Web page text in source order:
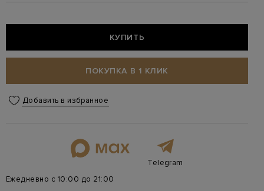
КУПИТЬ
ПОКУПКА В 1 КЛИК
Добавить в избранное
Telegram
Ежедневно с 10:00 до 21:00